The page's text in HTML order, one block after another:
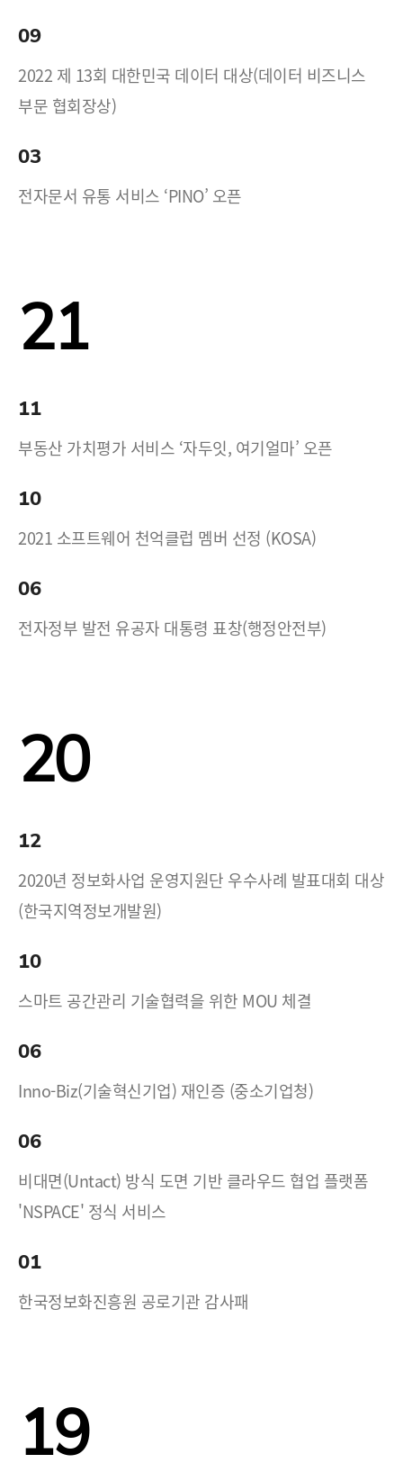
09
2022 제 13회 대한민국 데이터 대상(데이터 비즈니스
부문 협회장상)
03
전자문서 유통 서비스 ‘PINO’ 오픈
21
11
부동산 가치평가 서비스 ‘자두잇, 여기얼마’ 오픈
10
2021 소프트웨어 천억클럽 멤버 선정 (KOSA)
06
전자정부 발전 유공자 대통령 표창(행정안전부)
20
12
2020년 정보화사업 운영지원단 우수사례 발표대회 대상
(한국지역정보개발원)
10
스마트 공간관리 기술협력을 위한 MOU 체결
06
Inno-Biz(기술혁신기업) 재인증 (중소기업청)
06
비대면(Untact) 방식 도면 기반 클라우드 협업 플랫폼
'NSPACE' 정식 서비스
01
한국정보화진흥원 공로기관 감사패
19